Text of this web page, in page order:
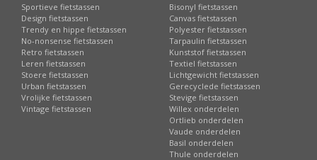
Sportieve fietstassen
Design fietstassen
Trendy en hippe fietstassen
No-nonsense fietstassen
Retro fietstassen
Leren fietstassen
Stoere fietstassen
Urban fietstassen
Vrolijke fietstassen
Vintage fietstassen
Bisonyl fietstassen
Canvas fietstassen
Polyester fietstassen
Tarpaulin fietstassen
Kunststof fietstassen
Textiel fietstassen
Lichtgewicht fietstassen
Gerecyclede fietstassen
Stevige fietstassen
Willex onderdelen
Ortlieb onderdelen
Vaude onderdelen
Basil onderdelen
Thule onderdelen